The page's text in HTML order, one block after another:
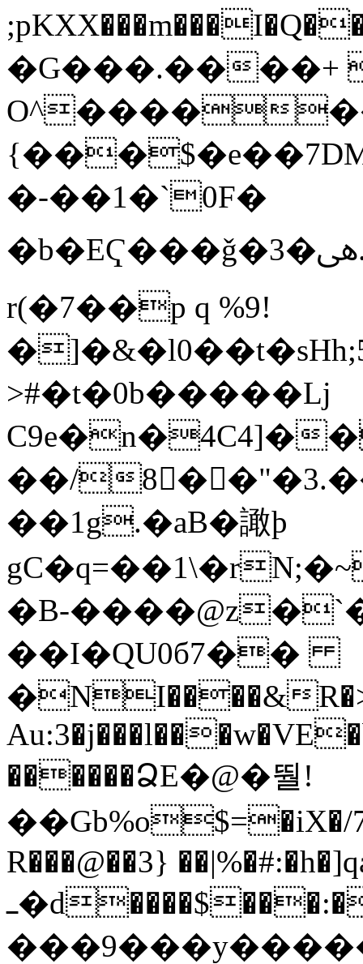
�G���.����+
O^����
�-��1�`0F�
�b�EҀ���ǧ�ﱓ�3.c�&zǆ�a���.7zk�.Sd:���w
r(�7��p q %9!
>#�t�0b�����ǈ
C9е�n�4C4]�
��/
��1g.�aB�譀ϸ
�B-
��I�QU0б7��
�NI����&
������ՁE�@�뛀!
��Gb%o$=�iX�/
R���@��3}
ߺ�d����$���:����SF�ÃZ��ȹ+��Z��@��Fv�ho��@Ê�]�%����E��w��5���ݱ���f��Kw0q���/q/